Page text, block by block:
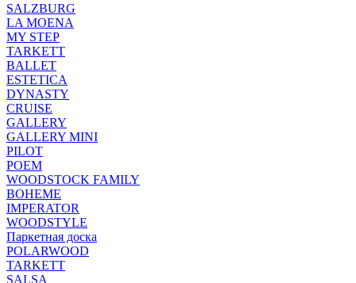
SALZBURG
LA MOENA
MY STEP
TARKETT
BALLET
ESTETICA
DYNASTY
CRUISE
GALLERY
GALLERY MINI
PILOT
POEM
WOODSTOCK FAMILY
BOHEME
IMPERATOR
WOODSTYLE
Паркетная доска
POLARWOOD
TARKETT
SALSA